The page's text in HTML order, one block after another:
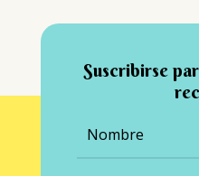
Suscribirse